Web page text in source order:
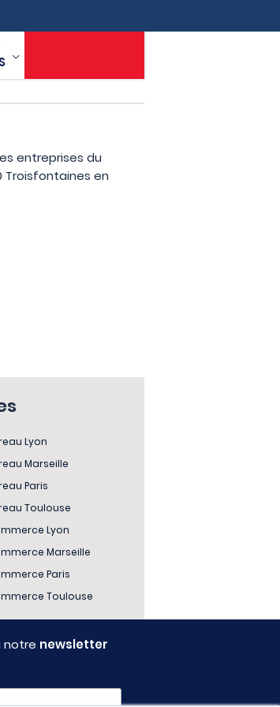
entreprises du
en
Lyon
Marseille
Paris
Toulouse
Lyon
Marseille
Paris
Toulouse
notre newsletter